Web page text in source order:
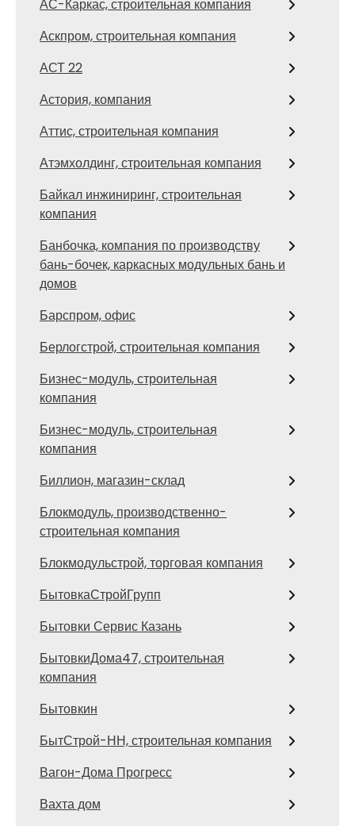
АС-Каркас, строительная компания
Аскпром, строительная компания
АСТ 22
Астория, компания
Аттис, строительная компания
Атэмхолдинг, строительная компания
Байкал инжиниринг, строительная
компания
Банбочка, компания по производству
бань-бочек, каркасных модульных бань и
домов
Барспром, офис
Берлогстрой, строительная компания
Бизнес-модуль, строительная
компания
Бизнес-модуль, строительная
компания
Биллион, магазин-склад
Блокмодуль, производственно-
строительная компания
Блокмодульстрой, торговая компания
БытовкаСтройГрупп
Бытовки Сервис Казань
БытовкиДома47, строительная
компания
Бытовкин
БытСтрой-НН, строительная компания
Вагон-Дома Прогресс
Вахта дом